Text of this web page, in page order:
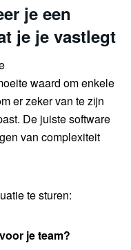
je een
je je vastlegt
waard om enkele
er zeker van te zijn
De juiste software
van complexiteit
te sturen:
je team?